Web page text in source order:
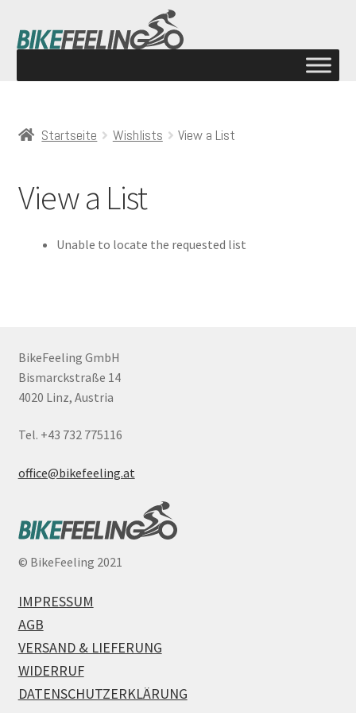
Startseite Wishlists View a List
View a List
Unable to locate the requested list
BikeFeeling GmbH
Bismarckstraße 14
4020 Linz, Austria
Tel. +43 732 775116
office@bikefeeling.at
© BikeFeeling 2021
IMPRESSUM
AGB
VERSAND & LIEFERUNG
WIDERRUF
DATENSCHUTZERKLÄRUNG